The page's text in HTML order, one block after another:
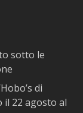
sotto le
di
il 22 agosto al